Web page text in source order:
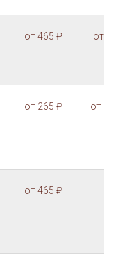
от 465 ₽ от
от 265 ₽ от
от 465 ₽